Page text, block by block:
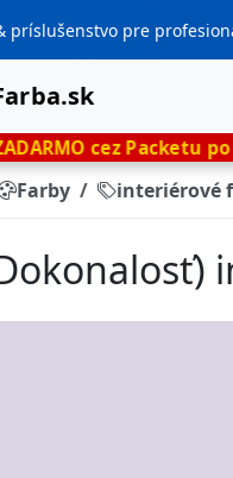
príslušenstvo pre
Packetu po celom
Farby interiérové